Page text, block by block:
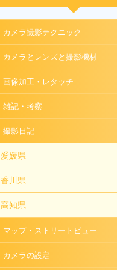
カメラ撮影テクニック
カメラとレンズと撮影機材
画像加工・レタッチ
雑記・考察
撮影日記
愛媛県
香川県
高知県
マップ・ストリートビュー
カメラの設定